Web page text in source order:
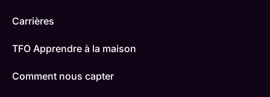
Carrières
TFO Apprendre à la maison
Comment nous capter